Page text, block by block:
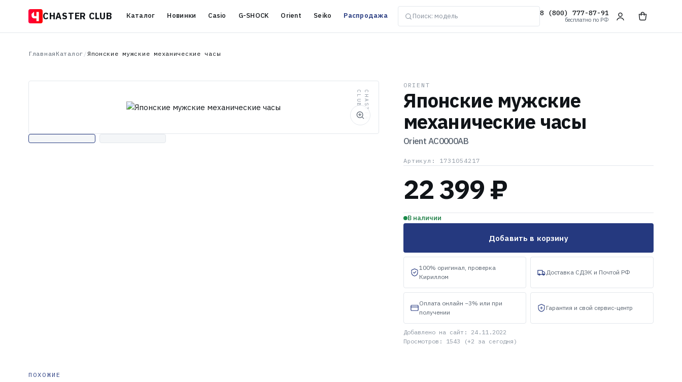
CHASTER CLUB Каталог Новинки Casio G-SHOCK Orient Seiko Распродажа 8 (800) 777-87-91
бесплатно по РФ
Главная Каталог /Японские мужские механические часы
C
H
A
S
T
E
R
C
L
U
B
ORIENT
Японские мужские
механические часы
OrientAC0000AB
Артикул: 1731054217
22 399 ₽
В наличии
Добавить в корзину
100% оригинал, проверка
Кириллом
Доставка СДЭК и Почтой РФ
Оплата онлайн −3% или при
получении
Гарантия и свой сервис-центр
Добавлено на сайт: 24.11.2022
Просмотров: 1543 (+2 за сегодня)
ПОХОЖИЕ